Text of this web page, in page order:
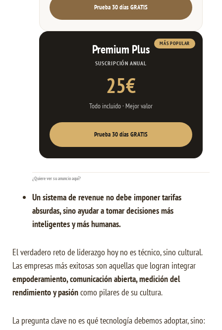
Prueba 30 días GRATIS
MÁS POPULAR
Premium Plus
SUSCRIPCIÓN ANUAL
25€
Todo incluido · Mejor valor
Prueba 30 días GRATIS
¿Quiere ver su anuncio aquí?
Un sistema de revenue no debe imponer tarifas
absurdas, sino ayudar a tomar decisiones más
inteligentes y más humanas.
El verdadero reto de liderazgo hoy no es técnico, sino cultural.
Las empresas más exitosas son aquellas que logran integrar
empoderamiento, comunicación abierta, medición del
rendimiento y pasióncomo pilares de su cultura.
La pregunta clave no es qué tecnología debemos adoptar, sino: